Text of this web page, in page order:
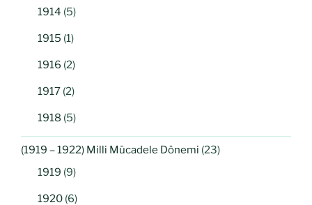
1914 (5)
1915 (1)
1916 (2)
1917 (2)
1918 (5)
(1919 – 1922) Milli Mücadele Dönemi (23)
1919 (9)
1920 (6)